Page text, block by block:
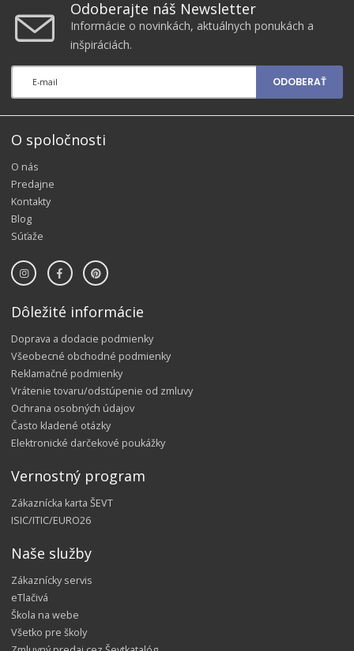
Odoberajte náš Newsletter
Informácie o novinkách, aktuálnych ponukách a
inšpiráciách.
ODOBERAŤ
O spoločnosti
O nás
Predajne
Kontakty
Blog
Súťaže
Dôležité informácie
Doprava a dodacie podmienky
Všeobecné obchodné podmienky
Reklamačné podmienky
Vrátenie tovaru/odstúpenie od zmluvy
Ochrana osobných údajov
Často kladené otázky
Elektronické darčekové poukážky
Vernostný program
Zákaznícka karta ŠEVT
ISIC/ITIC/EURO26
Naše služby
Zákaznícky servis
eTlačivá
Škola na webe
Všetko pre školy